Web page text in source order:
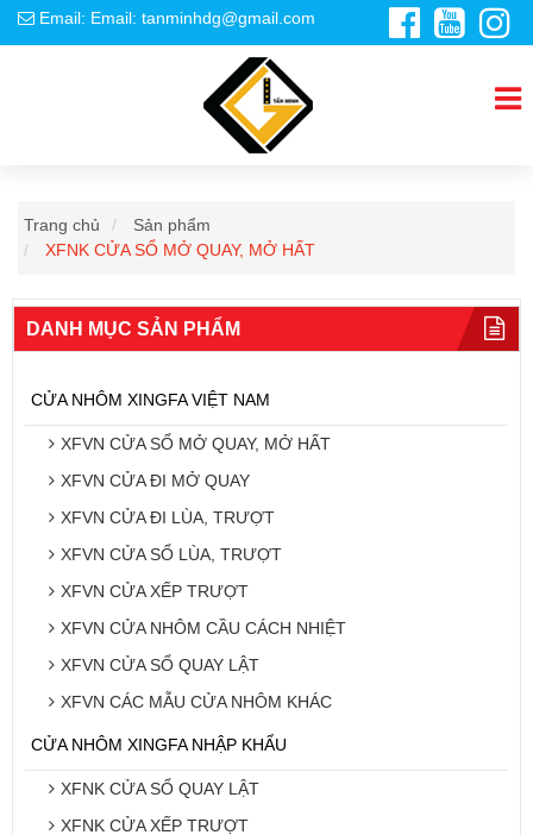
Email: Email: tanminhdg@gmail.com
Trang chủ
Sản phẩm
XFNK CỬA SỔ MỞ QUAY, MỞ HẤT
DANH MỤC SẢN PHẨM
CỬA NHÔM XINGFA VIỆT NAM
XFVN CỬA SỔ MỞ QUAY, MỞ HẤT
XFVN CỬA ĐI MỞ QUAY
XFVN CỬA ĐI LÙA, TRƯỢT
XFVN CỬA SỔ LÙA, TRƯỢT
XFVN CỬA XẾP TRƯỢT
XFVN CỬA NHÔM CẦU CÁCH NHIỆT
XFVN CỬA SỔ QUAY LẬT
XFVN CÁC MẪU CỬA NHÔM KHÁC
CỬA NHÔM XINGFA NHẬP KHẨU
XFNK CỬA SỔ QUAY LẬT
XFNK CỬA XẾP TRƯỢT